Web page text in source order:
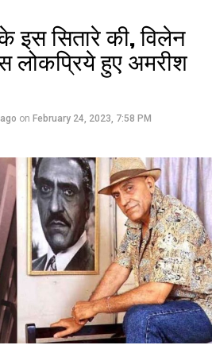
इस सितारे की, विलेन
लोकप्रिये हुए अमरीश
on February 24, 2023, 7:58 PM